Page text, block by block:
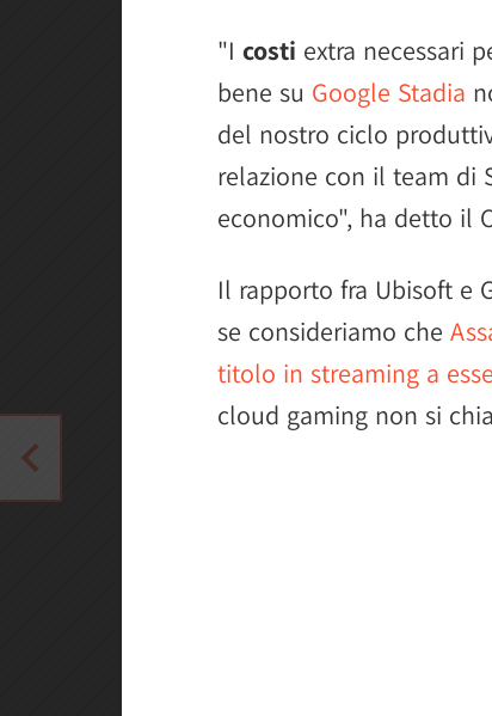
"I costi extra necessari
bene su Google Stadia
del nostro ciclo
relazione con il team di
economico", ha detto il
Il rapporto fra Ubisoft e
se consideriamo che
titolo in streaming a
cloud gaming non si